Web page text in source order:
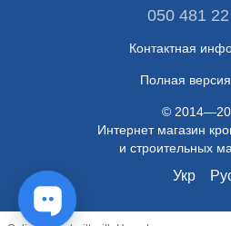
050 481
Контактная
Полная
©
Интернет магазин
и строительных
Укр